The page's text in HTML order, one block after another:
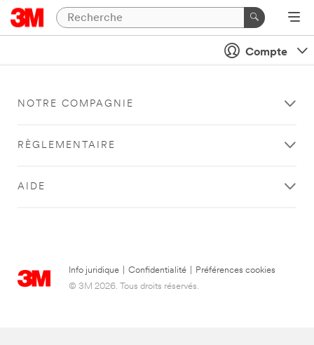
Compte
NOTRE COMPAGNIE
RÈGLEMENTAIRE
AIDE
Info juridique Confidentialité
Préférences cookies
© 3M 2026. Tous droits réservés.